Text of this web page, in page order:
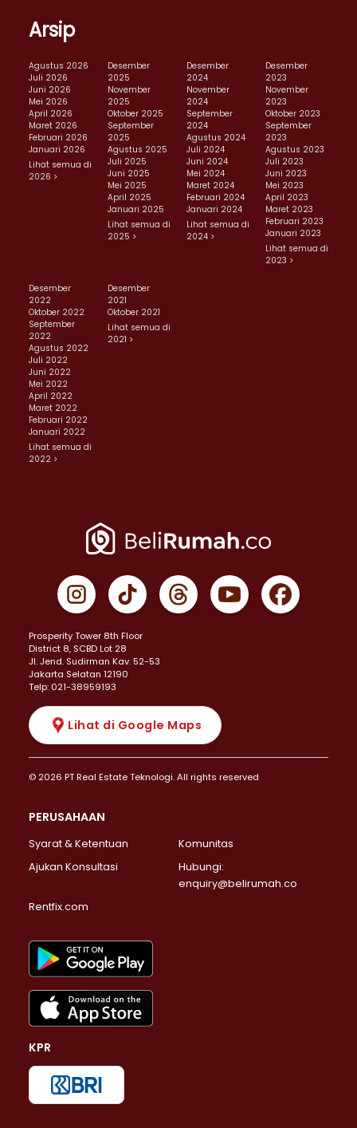
Arsip
Agustus 2026
Juli 2026
Juni 2026
Mei 2026
April 2026
Maret 2026
Februari 2026
Januari 2026
Lihat semua di
2026 >
Desember
2025
November
2025
Oktober 2025
September
2025
Agustus 2025
Juli 2025
Juni 2025
Mei 2025
April 2025
Januari 2025
Lihat semua di
2025 >
Desember
2024
November
2024
September
2024
Agustus 2024
Juli 2024
Juni 2024
Mei 2024
Maret 2024
Februari 2024
Januari 2024
Lihat semua di
2024 >
Desember
2023
November
2023
Oktober 2023
September
2023
Agustus 2023
Juli 2023
Juni 2023
Mei 2023
April 2023
Maret 2023
Februari 2023
Januari 2023
Lihat semua di
2023 >
Desember
2022
Oktober 2022
September
2022
Agustus 2022
Juli 2022
Juni 2022
Mei 2022
April 2022
Maret 2022
Februari 2022
Januari 2022
Lihat semua di
2022 >
Desember
2021
Oktober 2021
Lihat semua di
2021 >
Prosperity Tower 8th Floor
District 8, SCBD Lot 28
JI. Jend. Sudirman Kav. 52-53
Jakarta Selatan 12190
Telp: 021-38959193
Lihat di Google Maps
© 2026 PT Real Estate Teknologi. All rights reserved
PERUSAHAAN
Syarat & Ketentuan
Komunitas
Ajukan Konsultasi
Hubungi:
enquiry@belirumah.co
Rentfix.com
KPR